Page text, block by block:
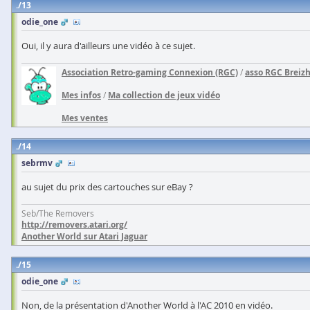
13
odie_one
Oui, il y aura d'ailleurs une vidéo à ce sujet.
Association Retro-gaming Connexion (RGC)/asso RGC Breizh
Mes infos/ Ma collection de jeux vidéo
Mes ventes
14
sebrmv
au sujet du prix des cartouches sur eBay ?
Seb/The Removers
http://removers.atari.org/
Another World sur Atari Jaguar
15
odie_one
Non, de la présentation d'Another World à l'AC 2010 en vidéo.